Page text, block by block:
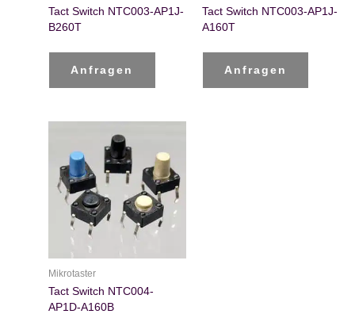
Tact Switch NTC003-AP1J-
B260T
Anfragen
Tact Switch NTC003-AP1J-
A160T
Anfragen
Mikrotaster
Tact Switch NTC004-
AP1D-A160B